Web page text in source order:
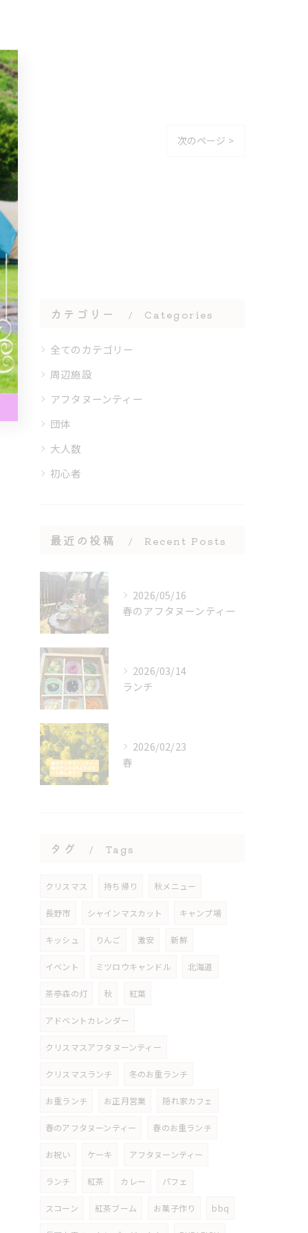
次のページ >
カテゴリー Categories
全てのカテゴリー
周辺施設
アフタヌーンティー
団体
大人数
初心者
最近の投稿 Recent Posts
2026/05/16
春のアフタヌーンティー
2026/03/14
ランチ
2026/02/23
春
タグ Tags
クリスマス 持ち帰り 秋メニュー
長野市 シャインマスカット キャンプ場
キッシュ りんご 激安 新鮮
イベント ミツロウキャンドル 北海道
茶亭森の灯 秋 紅葉
アドベントカレンダー
クリスマスアフタヌーンティー
クリスマスランチ 冬のお重ランチ
お重ランチ お正月営業 隠れ家カフェ
春のアフタヌーンティー 春のお重ランチ
お祝い ケーキ アフタヌーンティー
ランチ 紅茶 カレー パフェ
スコーン 紅茶ブーム お菓子作り bbq